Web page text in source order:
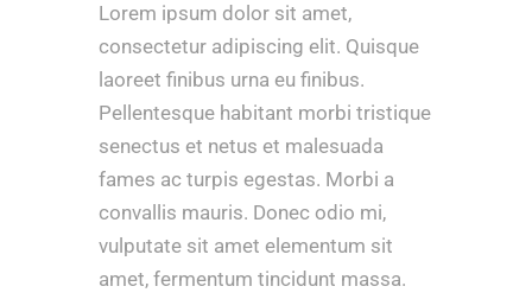
Lorem ipsum dolor sit amet,
consectetur adipiscing elit. Quisque
laoreet finibus urna eu finibus.
Pellentesque habitant morbi tristique
senectus et netus et malesuada
fames ac turpis egestas. Morbi a
convallis mauris. Donec odio mi,
vulputate sit amet elementum sit
amet, fermentum tincidunt massa.